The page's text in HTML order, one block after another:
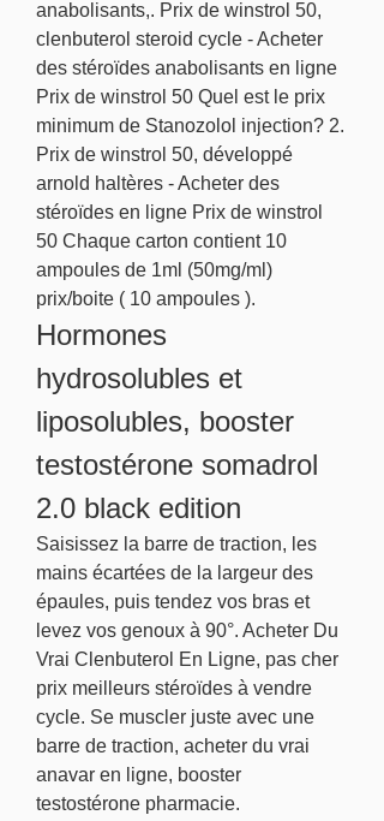
anabolisants,. Prix de winstrol 50,
clenbuterol steroid cycle - Acheter
des stéroïdes anabolisants en ligne
Prix de winstrol 50 Quel est le prix
minimum de Stanozolol injection? 2.
Prix de winstrol 50, développé
arnold haltères - Acheter des
stéroïdes en ligne Prix de winstrol
50 Chaque carton contient 10
ampoules de 1ml (50mg/ml)
prix/boite ( 10 ampoules ).
Hormones
hydrosolubles et
liposolubles, booster
testostérone somadrol
2.0 black edition
Saisissez la barre de traction, les
mains écartées de la largeur des
épaules, puis tendez vos bras et
levez vos genoux à 90°. Acheter Du
Vrai Clenbuterol En Ligne, pas cher
prix meilleurs stéroïdes à vendre
cycle. Se muscler juste avec une
barre de traction, acheter du vrai
anavar en ligne, booster
testostérone pharmacie.